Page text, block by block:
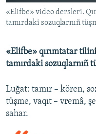
«Elifbe» video dersleri.
tamırdaki sozuqlarnıñ
«Elifbe» qırımtatar tilini
tamırdaki sozuqlarnıñ
Luğat: tamır – kören,
tüşme, vaqıt – vremâ,
sahar.